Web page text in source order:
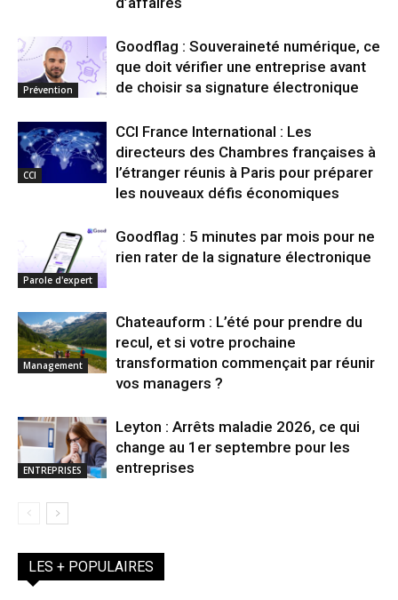
Prévention
Goodflag : Souveraineté numérique, ce
que doit vérifier une entreprise avant
de choisir sa signature électronique
CCI
CCI France International : Les
directeurs des Chambres françaises à
l’étranger réunis à Paris pour préparer
les nouveaux défis économiques
Parole d'expert
Goodflag : 5 minutes par mois pour ne
rien rater de la signature électronique
Management
Chateauform : L’été pour prendre du
recul, et si votre prochaine
transformation commençait par réunir
vos managers ?
ENTREPRISES
Leyton : Arrêts maladie 2026, ce qui
change au 1er septembre pour les
entreprises
LES + POPULAIRES